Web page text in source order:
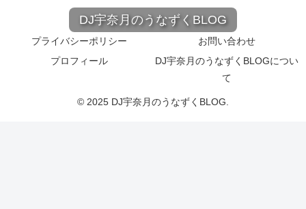
DJ宇奈月のうなずくBLOG
プライバシーポリシー
お問い合わせ
プロフィール
DJ宇奈月のうなずくBLOGについ
て
© 2025 DJ宇奈月のうなずくBLOG.